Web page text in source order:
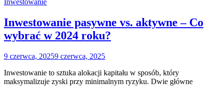
Inwestowanie pasywne vs. aktywne – Co
wybrać w 2024 roku?
9 czerwca, 20259 czerwca, 2025
Inwestowanie to sztuka alokacji kapitału w sposób, który
maksymalizuje zyski przy minimalnym ryzyku. Dwie główne